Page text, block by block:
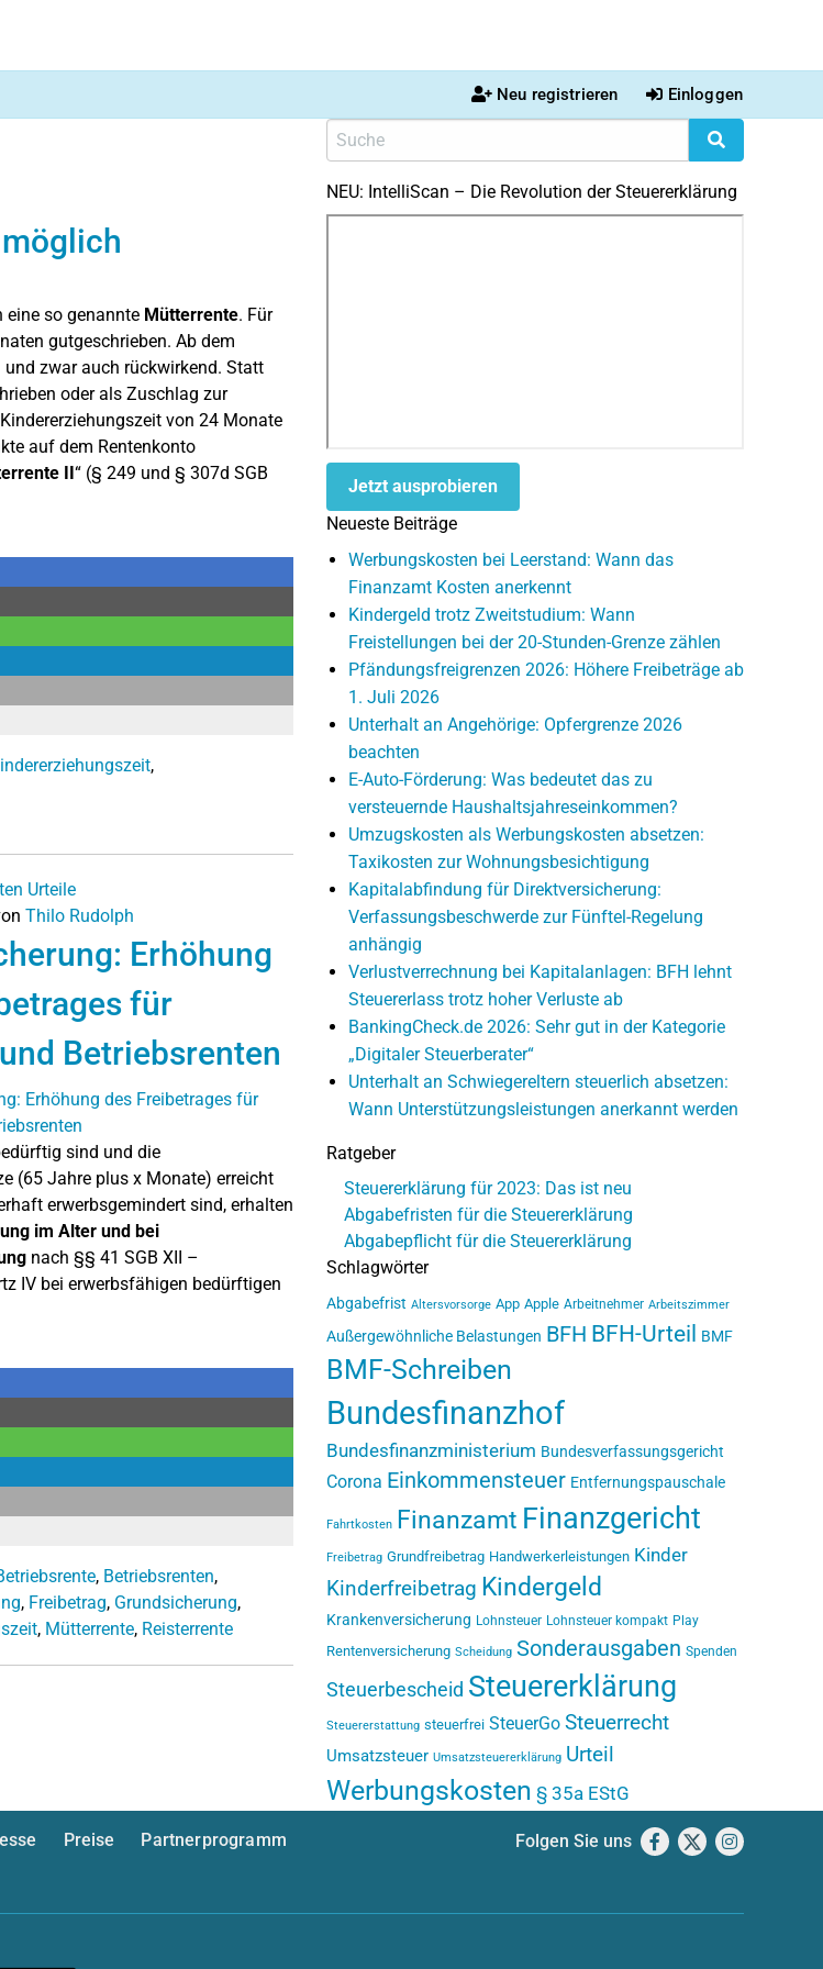
Neu registrieren Einloggen
eine so genannte Mütterrente. Für
gutgeschrieben. Ab dem
zwar auch rückwirkend. Statt
oder als Zuschlag zur
von 24 Monate
auf dem Rentenkonto
II“ (§ 249 und § 307d SGB
,
Urteile
Thilo Rudolph
Erhöhung
für
Betriebsrenten
sind und die
(65 Jahre plus x Monate) erreicht
erwerbsgemindert sind, erhalten
im Alter und bei
nach §§ 41 SGB XII –
IV bei erwerbsfähigen bedürftigen
, Betriebsrenten,
, Freibetrag, Grundsicherung,
, Mütterrente, Reisterrente
NEU: IntelliScan – Die Revolution der Steuererklärung
Jetzt ausprobieren
Neueste Beiträge
Werbungskosten bei Leerstand: Wann das
Finanzamt Kosten anerkennt
Kindergeld trotz Zweitstudium: Wann
Freistellungen bei der 20-Stunden-Grenze zählen
Pfändungsfreigrenzen 2026: Höhere Freibeträge ab
1. Juli 2026
Unterhalt an Angehörige: Opfergrenze 2026
beachten
E-Auto-Förderung: Was bedeutet das zu
versteuernde Haushaltsjahreseinkommen?
Umzugskosten als Werbungskosten absetzen:
Taxikosten zur Wohnungsbesichtigung
Kapitalabfindung für Direktversicherung:
Verfassungsbeschwerde zur Fünftel-Regelung
anhängig
Verlustverrechnung bei Kapitalanlagen: BFH lehnt
Steuererlass trotz hoher Verluste ab
BankingCheck.de 2026: Sehr gut in der Kategorie
„Digitaler Steuerberater“
Unterhalt an Schwiegereltern steuerlich absetzen:
Wann Unterstützungsleistungen anerkannt werden
Ratgeber
Steuererklärung für 2023: Das ist neu
Abgabefristen für die Steuererklärung
Abgabepflicht für die Steuererklärung
Schlagwörter
Abgabefrist Altersvorsorge App Apple Arbeitnehmer Arbeitszimmer
Außergewöhnliche Belastungen BFH BFH-Urteil BMF
BMF-Schreiben
Bundesfinanzhof
Bundesfinanzministerium Bundesverfassungsgericht
Corona Einkommensteuer Entfernungspauschale
Fahrtkosten Finanzamt Finanzgericht
Freibetrag Grundfreibetrag Handwerkerleistungen Kinder
Kinderfreibetrag Kindergeld
Krankenversicherung Lohnsteuer Lohnsteuer kompakt Play
Rentenversicherung Scheidung Sonderausgaben Spenden
Steuerbescheid Steuererklärung
Steuererstattung steuerfrei SteuerGo Steuerrecht
Umsatzsteuer Umsatzsteuererklärung Urteil
Werbungskosten § 35a EStG
Preise
Partnerprogramm
Folgen Sie uns Facebook
X Instagram